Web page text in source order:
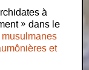
à
» dans le
musulmanes
et